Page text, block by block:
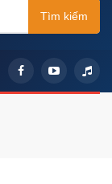
Tìm kiếm